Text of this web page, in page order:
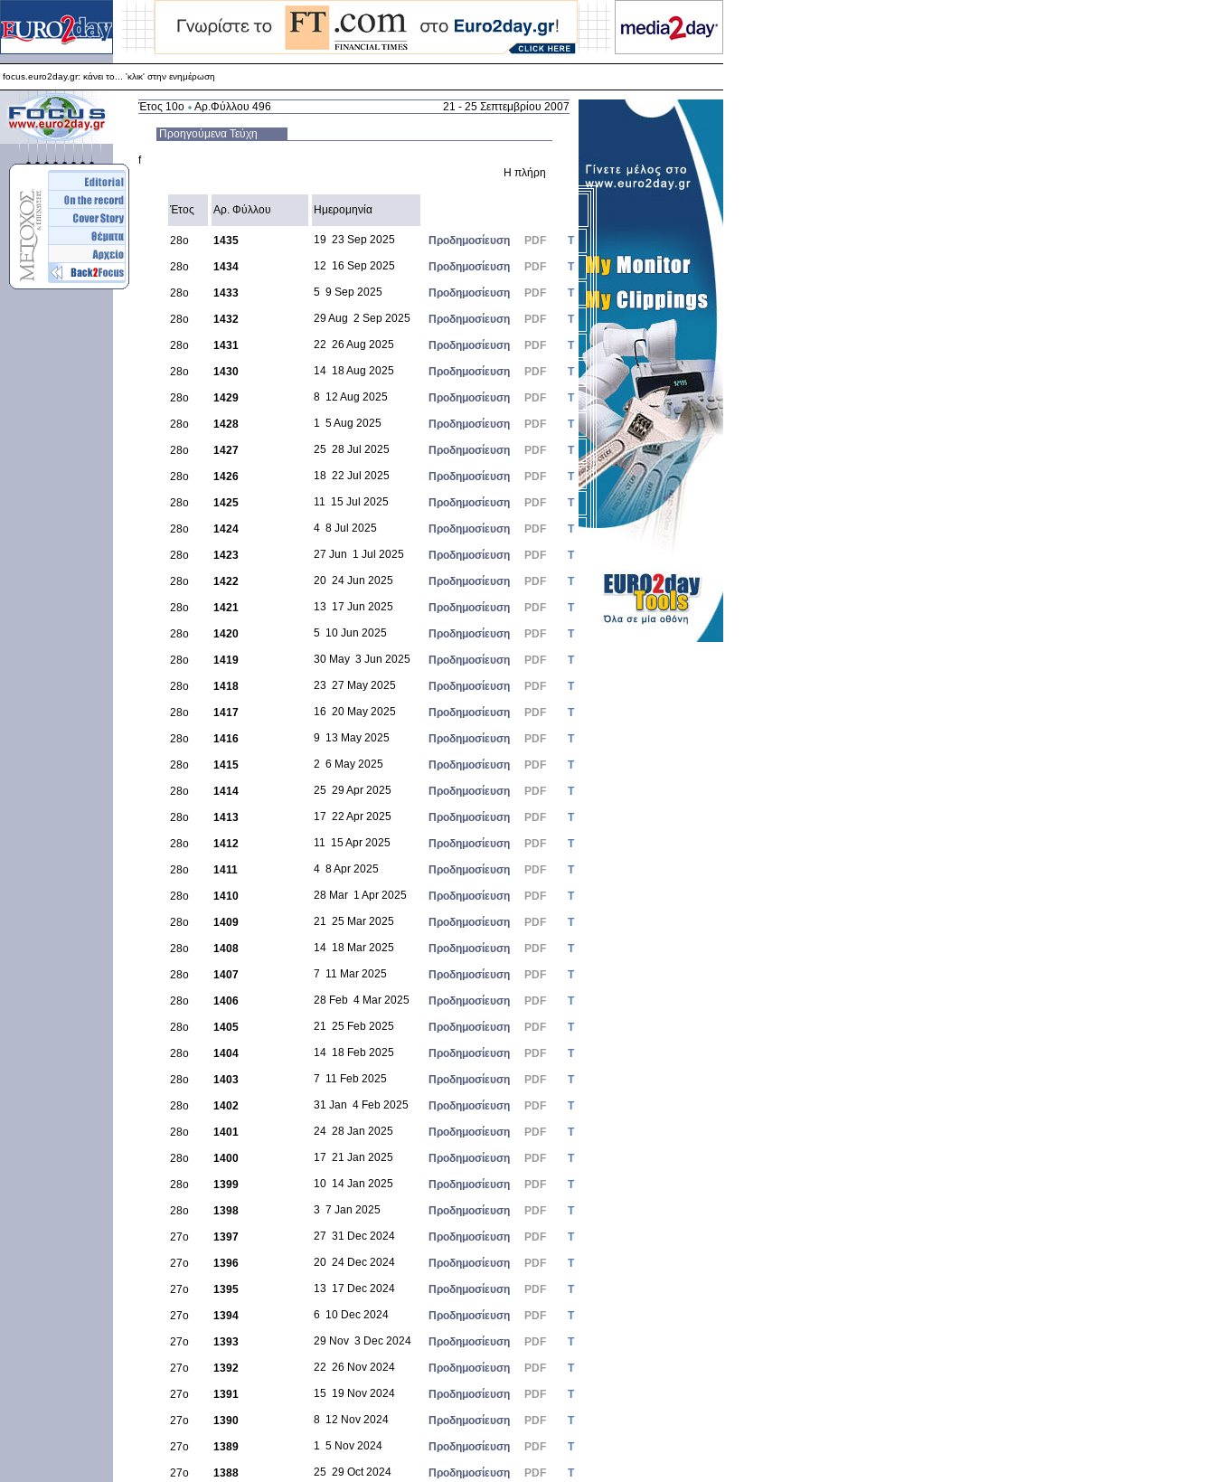
focus.euro2day.gr: κάνει το... 'κλικ' στην ενημέρωση
Για καλύτερη απεικόνιση προτείνεται ο Internet Explorer 5.5+
focus.euro2day.gr: κάνει το... 'κλικ' στην ενημέρωση
Έτος 10ο Αρ.Φύλλου 496 21 - 25 Σεπτεμβρίου 2007
Προηγούμενα Τεύχη
f
Η πλήρης ηλεκτρονική έκδοση του "ΜΕΤΟΧΟΥ" σύντομα διαθέσιμη σε
Έτος Αρ. Φύλλου Ημερομηνία
28ο 1435 19  23 Sep 2025 Προδημοσίευση PDF Τ
28ο 1434 12  16 Sep 2025 Προδημοσίευση PDF Τ
28ο 1433 5  9 Sep 2025 Προδημοσίευση PDF Τ
28ο 1432 29 Aug  2 Sep 2025 Προδημοσίευση PDF Τ
28ο 1431 22  26 Aug 2025 Προδημοσίευση PDF Τ
28ο 1430 14  18 Aug 2025 Προδημοσίευση PDF Τ
28ο 1429 8  12 Aug 2025 Προδημοσίευση PDF Τ
28ο 1428 1  5 Aug 2025 Προδημοσίευση PDF Τ
28ο 1427 25  28 Jul 2025 Προδημοσίευση PDF Τ
28ο 1426 18  22 Jul 2025 Προδημοσίευση PDF Τ
28ο 1425 11  15 Jul 2025 Προδημοσίευση PDF Τ
28ο 1424 4  8 Jul 2025 Προδημοσίευση PDF Τ
28ο 1423 27 Jun  1 Jul 2025 Προδημοσίευση PDF Τ
28ο 1422 20  24 Jun 2025 Προδημοσίευση PDF Τ
28ο 1421 13  17 Jun 2025 Προδημοσίευση PDF Τ
28ο 1420 5  10 Jun 2025 Προδημοσίευση PDF Τ
28ο 1419 30 May  3 Jun 2025 Προδημοσίευση PDF Τ
28ο 1418 23  27 May 2025 Προδημοσίευση PDF Τ
28ο 1417 16  20 May 2025 Προδημοσίευση PDF Τ
28ο 1416 9  13 May 2025 Προδημοσίευση PDF Τ
28ο 1415 2  6 May 2025 Προδημοσίευση PDF Τ
28ο 1414 25  29 Apr 2025 Προδημοσίευση PDF Τ
28ο 1413 17  22 Apr 2025 Προδημοσίευση PDF Τ
28ο 1412 11  15 Apr 2025 Προδημοσίευση PDF Τ
28ο 1411 4  8 Apr 2025 Προδημοσίευση PDF Τ
28ο 1410 28 Mar  1 Apr 2025 Προδημοσίευση PDF Τ
28ο 1409 21  25 Mar 2025 Προδημοσίευση PDF Τ
28ο 1408 14  18 Mar 2025 Προδημοσίευση PDF Τ
28ο 1407 7  11 Mar 2025 Προδημοσίευση PDF Τ
28ο 1406 28 Feb  4 Mar 2025 Προδημοσίευση PDF Τ
28ο 1405 21  25 Feb 2025 Προδημοσίευση PDF Τ
28ο 1404 14  18 Feb 2025 Προδημοσίευση PDF Τ
28ο 1403 7  11 Feb 2025 Προδημοσίευση PDF Τ
28ο 1402 31 Jan  4 Feb 2025 Προδημοσίευση PDF Τ
28ο 1401 24  28 Jan 2025 Προδημοσίευση PDF Τ
28ο 1400 17  21 Jan 2025 Προδημοσίευση PDF Τ
28ο 1399 10  14 Jan 2025 Προδημοσίευση PDF Τ
28ο 1398 3  7 Jan 2025 Προδημοσίευση PDF Τ
27ο 1397 27  31 Dec 2024 Προδημοσίευση PDF Τ
27ο 1396 20  24 Dec 2024 Προδημοσίευση PDF Τ
27ο 1395 13  17 Dec 2024 Προδημοσίευση PDF Τ
27ο 1394 6  10 Dec 2024 Προδημοσίευση PDF Τ
27ο 1393 29 Nov  3 Dec 2024 Προδημοσίευση PDF Τ
27ο 1392 22  26 Nov 2024 Προδημοσίευση PDF Τ
27ο 1391 15  19 Nov 2024 Προδημοσίευση PDF Τ
27ο 1390 8  12 Nov 2024 Προδημοσίευση PDF Τ
27ο 1389 1  5 Nov 2024 Προδημοσίευση PDF Τ
27ο 1388 25  29 Oct 2024 Προδημοσίευση PDF Τ